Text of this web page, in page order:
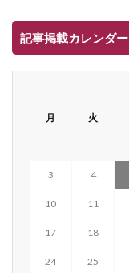
記事掲載カレンダー
月 火
3 4
10 11
17 18
24 25